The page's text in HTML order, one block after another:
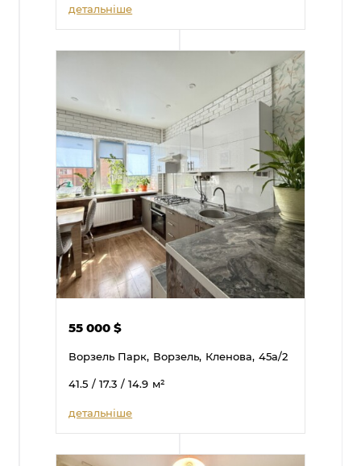
детальніше
55 000$
Ворзель Парк, Ворзель, Кленова, 45а/2
41.5 / 17.3 / 14.9 м²
детальніше